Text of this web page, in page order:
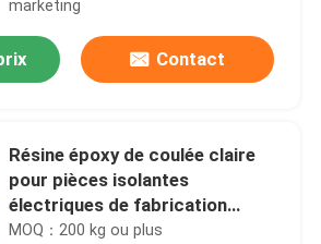
marketing
Contact
Résine époxy de coulée claire
pour pièces isolantes
électriques de fabrication
professionnelle
MOQ：200 kg ou plus